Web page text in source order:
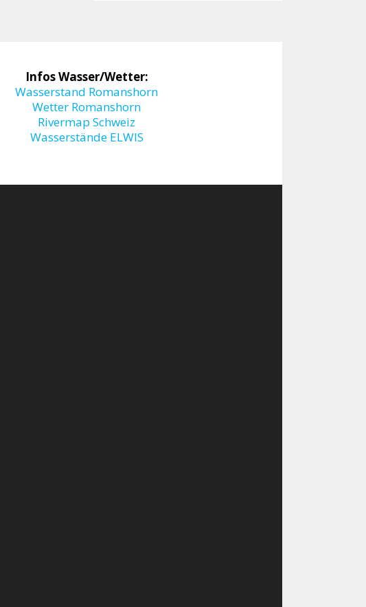
Infos Wasser/Wetter:
Wasserstand Romanshorn
Wetter Romanshorn
Rivermap Schweiz
Wasserstände ELWIS